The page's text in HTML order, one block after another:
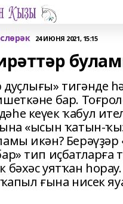
24 ИЮНЯ 2021, 15:15
тигәнде
бар.
кеүек ҡабул
«ысын ҡатын-
икән? Берәүҙәр
тип
бәхәс уятҡан
ғына нисек